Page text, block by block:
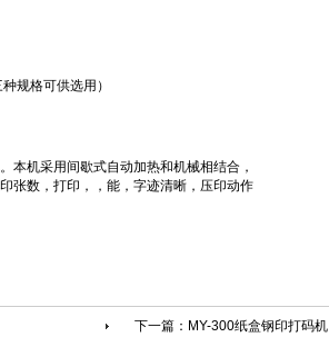
规格可供选用）
本机采用间歇式自动加热和机械相结合，
张数，打印，，能，字迹清晰，压印动作
下一篇：MY-300纸盒钢印打码机